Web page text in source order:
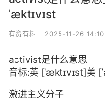
ˈæktɪvɪst
有资有料 2025-11-26
activist是什么意思
音标:英 [ˈæktɪvɪst]美
激进主义分子